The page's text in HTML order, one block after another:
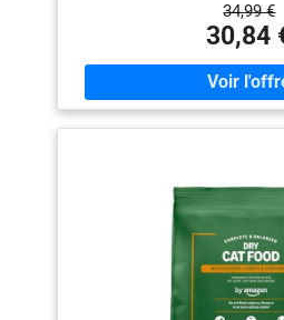
la masse musculaire des chats
Lactobacillus, micro-
bénéfiques, qui soutiennent les
l'intérieur Inclut de la chicorée,
nourrir les microflores
microbiome équilibré Ratio
34,99 €
30,84